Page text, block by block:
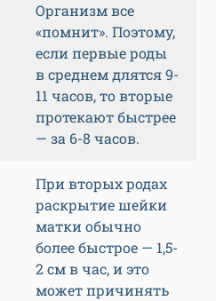
Организм все
«помнит». Поэтому,
если первые роды
в среднем длятся 9-
11 часов, то вторые
протекают быстрее
— за 6-8 часов.
При вторых родах
раскрытие шейки
матки обычно
более быстрое — 1,5-
2 см в час, и это
может причинять